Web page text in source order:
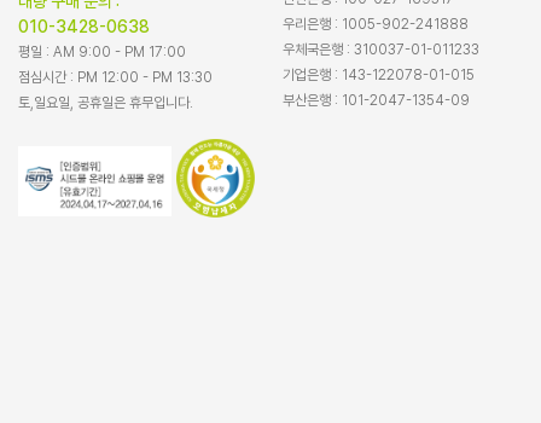
010-3428-0638
평일 : AM 9:00 - PM 17:00
점심시간 : PM 12:00 - PM 13:30
토,일요일, 공휴일은 휴무입니다.
우리은행 : 1005-902-241888
우체국은행 : 310037-01-011233
기업은행 : 143-122078-01-015
부산은행 : 101-2047-1354-09